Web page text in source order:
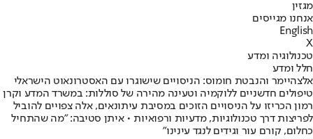
מגזין
אנחנו מגייסים
English
X
טכנולוגיה ומדע
חלל ומדע
אלצהיימר והנבטת חומוס: הניסויים שישוגרו עם האסטרונאוט הישראלי
טיפולים חדשניים ללוקמיה וטעינה מהירה של סוללות: במשרד המדע וקרן
רמון הכריזו על הניסויים הזוכים במסיבת עיתונאים, אלה צפויים להוביל
לפריצות דרך טכנולוגיות, מדעיות ורפואיות • איתן סטיבה: "מה שהתחיל
כחלום, קורם עור וגידים לנגד עינינו"